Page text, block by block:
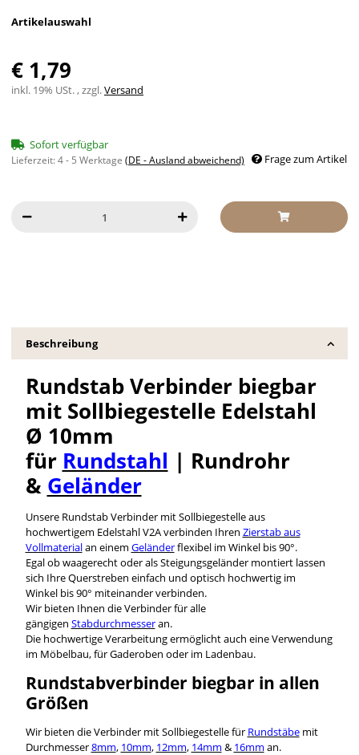
Artikelauswahl
€ 1,79
inkl. 19% USt. , zzgl.Versand
Sofort verfügbar
Lieferzeit:4 - 5 Werktage (DE - Ausland abweichend) Frage zum Artikel
Beschreibung
Rundstab Verbinder biegbar
mit Sollbiegestelle Edelstahl
Ø 10mm
für Rundstahl | Rundrohr
& Geländer
Unsere Rundstab Verbinder mit Sollbiegestelle aus
hochwertigem Edelstahl V2A verbinden Ihren Zierstab aus
Vollmaterialan einem Geländerflexibel im Winkel bis 90°.
Egal ob waagerecht oder als Steigungsgeländer montiert lassen
sich Ihre Querstreben einfach und optisch hochwertig im
Winkel bis 90° miteinander verbinden.
Wir bieten Ihnen die Verbinder für alle
gängigen Stabdurchmesseran.
Die hochwertige Verarbeitung ermöglicht auch eine Verwendung
im Möbelbau, für Gaderoben oder im Ladenbau.
Rundstabverbinder biegbar in allen
Größen
Wir bieten die Verbinder mit Sollbiegestelle für Rundstäbemit
Durchmesser8mm, 10mm, 12mm, 14mm & 16mm an.